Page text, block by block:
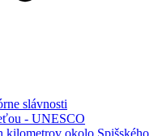
slávnosti
- UNESCO
kilometrov okolo Spišského